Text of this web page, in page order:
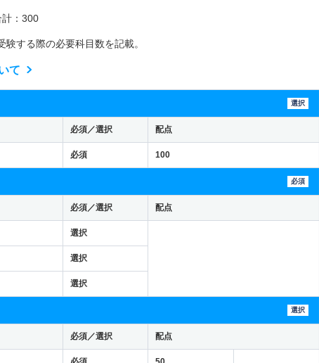
：300
する際の必要科目数を記載。
て
選択
必須／選択 配点
必須 100
必須
必須／選択 配点
選択
選択
選択
選択
必須／選択 配点